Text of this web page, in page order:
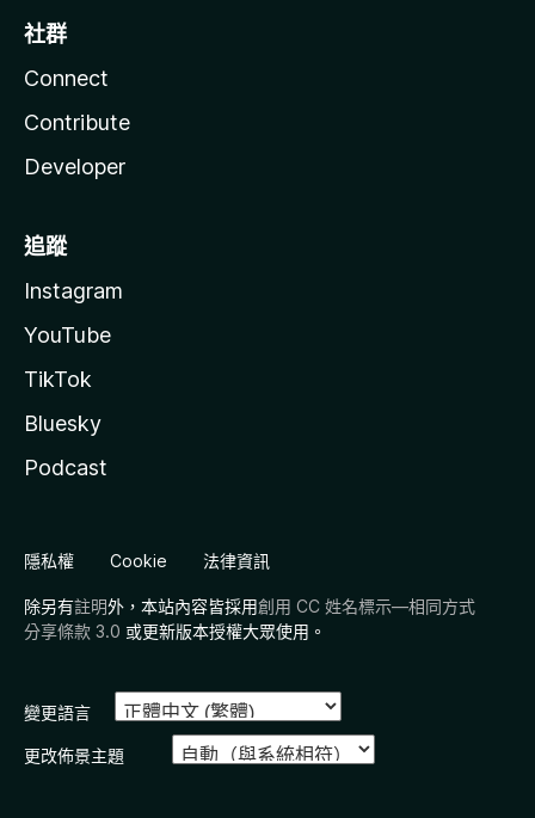
社群
Connect
Contribute
Developer
追蹤
Instagram
YouTube
TikTok
Bluesky
Podcast
隱私權 Cookie 法律資訊
除另有註明外，本站內容皆採用創用 CC 姓名標示—相同方式
分享條款 3.0 或更新版本授權大眾使用。
變更語言
更改佈景主題